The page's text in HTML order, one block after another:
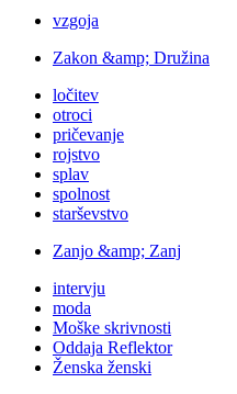
vzgoja
Zakon &amp; Družina
ločitev
otroci
pričevanje
rojstvo
splav
spolnost
starševstvo
Zanjo &amp; Zanj
intervju
moda
Moške skrivnosti
Oddaja Reflektor
Ženska ženski